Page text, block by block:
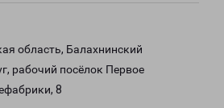
область, Балахнинский
рабочий посёлок Первое
8